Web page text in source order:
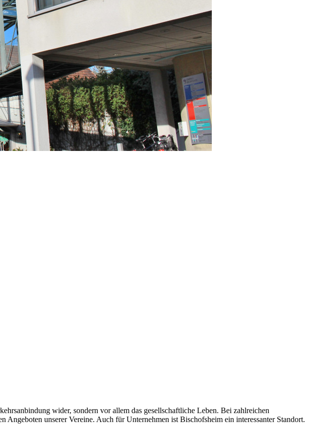
wider, sondern vor allem das gesellschaftliche Leben. Bei zahlreichen
Angeboten unserer Vereine. Auch für Unternehmen ist Bischofsheim ein interessanter Standort.